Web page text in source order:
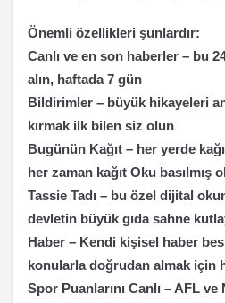
Önemli özellikleri şunlardır:
Canlı ve en son haberler – bu
alın, haftada 7 gün
Bildirimler – büyük hikayeleri
kırmak ilk bilen siz olun
Bugünün Kağıt – her yerde
her zaman kağıt Oku basılmış
Tassie Tadı – bu özel dijital
devletin büyük gıda sahne
Haber – Kendi kişisel haber
konularla doğrudan almak için
Spor Puanlarını Canlı – AFL